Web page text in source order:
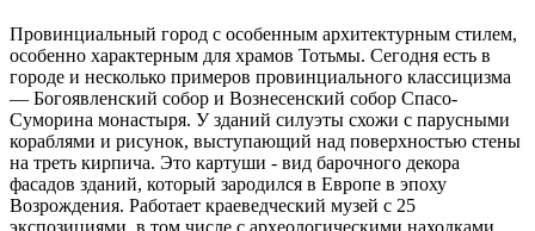
Провинциальный город с особенным архитектурным стилем,
особенно характерным для храмов Тотьмы. Сегодня есть в
городе и несколько примеров провинциального классицизма
— Богоявленский собор и Вознесенский собор Спасо-
Суморина монастыря. У зданий силуэты схожи с парусными
кораблями и рисунок, выступающий над поверхностью стены
на треть кирпича. Это картуши - вид барочного декора
фасадов зданий, который зародился в Европе в эпоху
Возрождения. Работает краеведческий музей с 25
экспозициями, в том числе с археологическими находками,